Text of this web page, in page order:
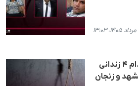
گزارشی از اجرای حکم اعدام ۴ زندانی
و زنجان